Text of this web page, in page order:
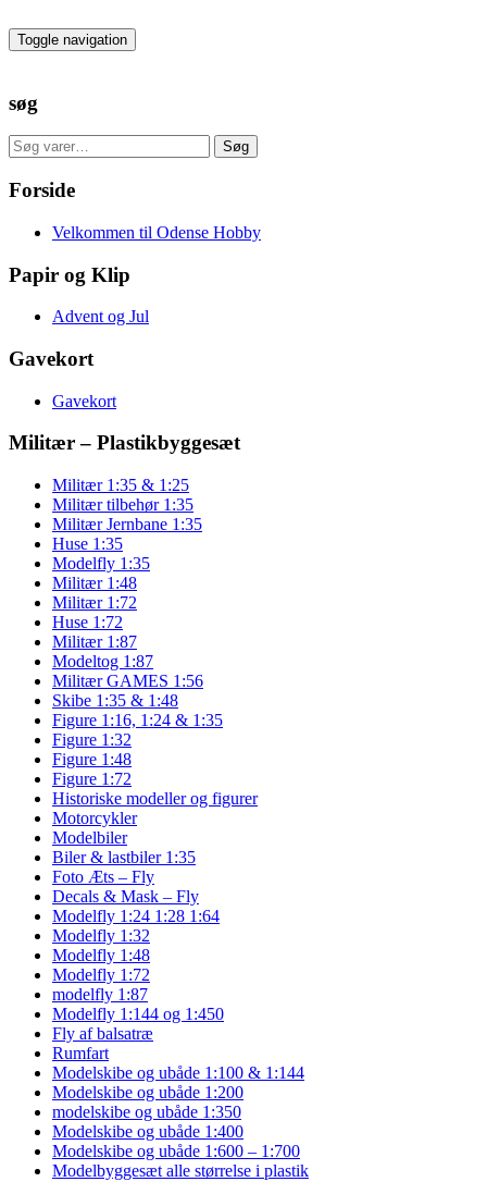
to
the
Toggle navigation
søg
Søg
efter:
Søg
Forside
Velkommen til Odense Hobby
Papir og Klip
Advent og Jul
Gavekort
Gavekort
Militær – Plastikbyggesæt
Militær 1:35 & 1:25
Militær tilbehør 1:35
Militær Jernbane 1:35
Huse 1:35
Modelfly 1:35
Militær 1:48
Militær 1:72
Huse 1:72
Militær 1:87
Modeltog 1:87
Militær GAMES 1:56
Skibe 1:35 & 1:48
Figure 1:16, 1:24 & 1:35
Figure 1:32
Figure 1:48
Figure 1:72
Historiske modeller og figurer
Motorcykler
Modelbiler
Biler & lastbiler 1:35
Foto Æts – Fly
Decals & Mask – Fly
Modelfly 1:24 1:28 1:64
Modelfly 1:32
Modelfly 1:48
Modelfly 1:72
modelfly 1:87
Modelfly 1:144 og 1:450
Fly af balsatræ
Rumfart
Modelskibe og ubåde 1:100 & 1:144
Modelskibe og ubåde 1:200
modelskibe og ubåde 1:350
Modelskibe og ubåde 1:400
Modelskibe og ubåde 1:600 – 1:700
Modelbyggesæt alle størrelse i plastik